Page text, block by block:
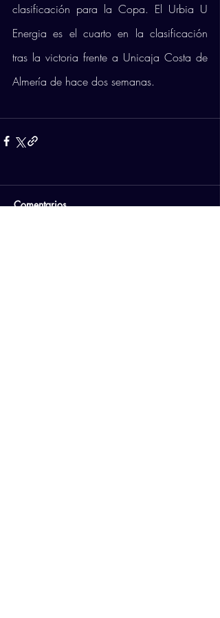
clasificación para la Copa. El Urbia U
Energia es el cuarto en la clasificación
tras la victoria frente a Unicaja Costa de
Almería de hace dos semanas.
Comentarios